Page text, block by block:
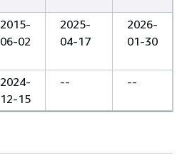
2015-
06-02
2025-
04-17
2026-
01-30
2024-
12-15
-- --